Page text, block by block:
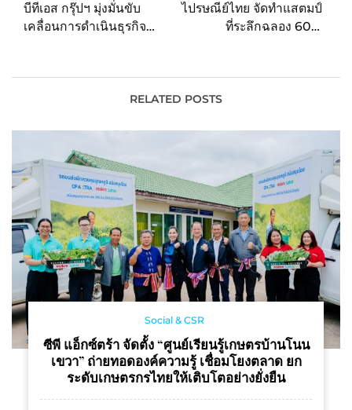
บีทีเอส กรุ๊ปฯ มุ่งมั่นขับ
เคลื่อนการดำเนินธุรกิจ
กระจกเป็นศูนย์ในปี 2608
ไปรษณีย์ไทย จัดทำแสตมป์
ที่ระลึกฉลอง 60 ปี
กำลังขับเคลื่อนภูมิภาคด้วย
RELATED POSTS
Social & CSR
ซีพี แอ็กซ์ตร้า จัดตั้ง “ศูนย์เรียนรู้เกษตรบ้านโนน
เขวา” ถ่ายทอดองค์ความรู้ เชื่อมโยงตลาด ยก
ระดับเกษตรกรไทยให้เติบโตอย่างยั่งยืน